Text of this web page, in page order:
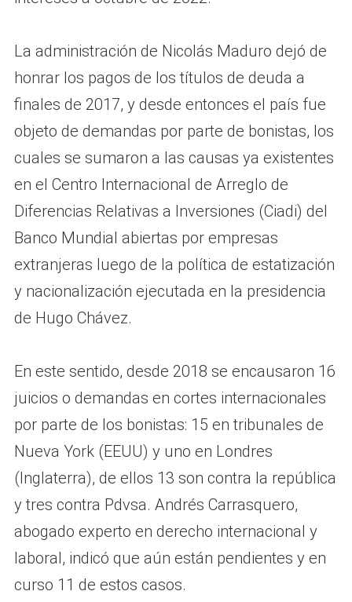
La administración de Nicolás Maduro dejó de
honrar los pagos de los títulos de deuda a
finales de 2017, y desde entonces el país fue
objeto de demandas por parte de bonistas, los
cuales se sumaron a las causas ya existentes
en el Centro Internacional de Arreglo de
Diferencias Relativas a Inversiones (Ciadi) del
Banco Mundial abiertas por empresas
extranjeras luego de la política de estatización
y nacionalización ejecutada en la presidencia
de Hugo Chávez.
En este sentido, desde 2018 se encausaron 16
juicios o demandas en cortes internacionales
por parte de los bonistas: 15 en tribunales de
Nueva York (EEUU) y uno en Londres
(Inglaterra), de ellos 13 son contra la república
y tres contra Pdvsa. Andrés Carrasquero,
abogado experto en derecho internacional y
laboral, indicó que aún están pendientes y en
curso 11 de estos casos.